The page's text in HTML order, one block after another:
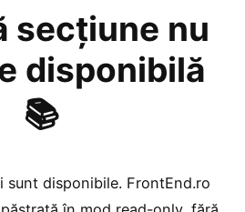
secțiune nu
disponibilă
📚
sunt disponibile. FrontEnd.ro